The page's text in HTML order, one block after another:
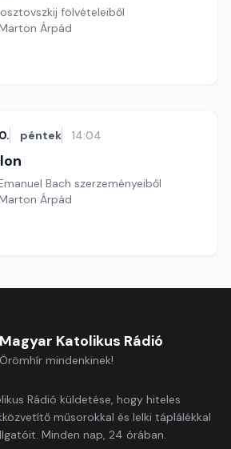
fölvételeiből
Árpád
péntek 14:04
Bach szerzeményeiből
Árpád
Magyar Katolikus Rádió
Örömhír mindenkinek!
Rádió küldetése, hogy hiteles
műsorokkal és lelki táplálékkal
Minden nap, 24 órában.